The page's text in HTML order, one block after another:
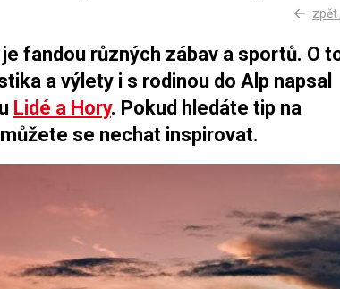
zpět
je fandou různých zábav a sportů. O
a výlety i s rodinou do Alp napsal
Lidé a Hory. Pokud hledáte tip na
se nechat inspirovat.